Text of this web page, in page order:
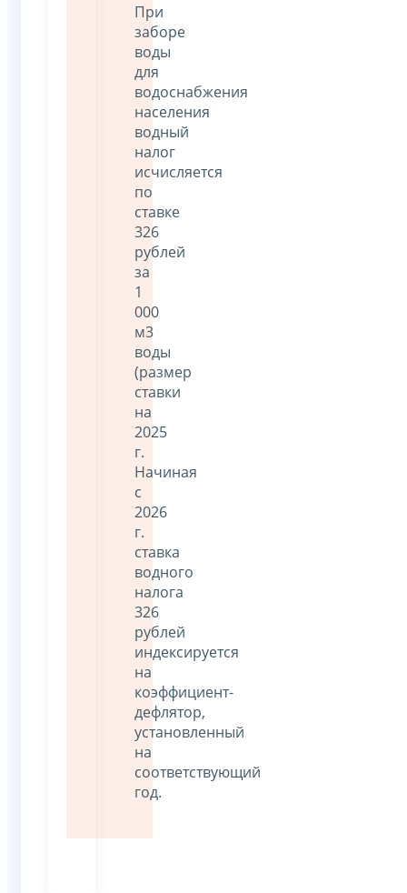
При
заборе
воды
для
водоснабжения
населения
водный
налог
исчисляется
по
ставке
326
рублей
за
1
000
м3
воды
(размер
ставки
на
2025
г.
Начиная
с
2026
г.
ставка
водного
налога
326
рублей
индексируется
на
коэффициент-
дефлятор,
установленный
на
соответствующий
год.